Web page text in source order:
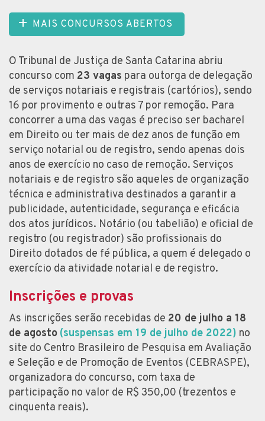
MAIS CONCURSOS ABERTOS
O Tribunal de Justiça de Santa Catarina abriu
concurso com 23 vagas para outorga de delegação
de serviços notariais e registrais (cartórios), sendo
16 por provimento e outras 7 por remoção. Para
concorrer a uma das vagas é preciso ser bacharel
em Direito ou ter mais de dez anos de função em
serviço notarial ou de registro, sendo apenas dois
anos de exercício no caso de remoção. Serviços
notariais e de registro são aqueles de organização
técnica e administrativa destinados a garantir a
publicidade, autenticidade, segurança e eficácia
dos atos jurídicos. Notário (ou tabelião) e oficial de
registro (ou registrador) são profissionais do
Direito dotados de fé pública, a quem é delegado o
exercício da atividade notarial e de registro.
Inscrições e provas
As inscrições serão recebidas de 20 de julho a 18
de agosto (suspensas em 19 de julho de 2022) no
site do Centro Brasileiro de Pesquisa em Avaliação
e Seleção e de Promoção de Eventos (CEBRASPE),
organizadora do concurso, com taxa de
participação no valor de R$ 350,00 (trezentos e
cinquenta reais).